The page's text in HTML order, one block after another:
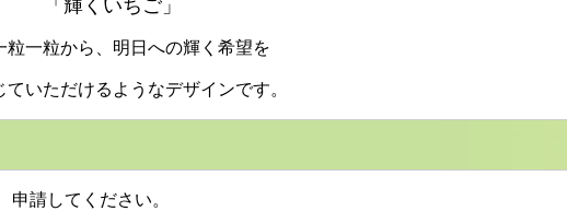
「輝くいちご」
粒一粒から、明日への輝く希望を
ただけるようなデザインです。
請してください。